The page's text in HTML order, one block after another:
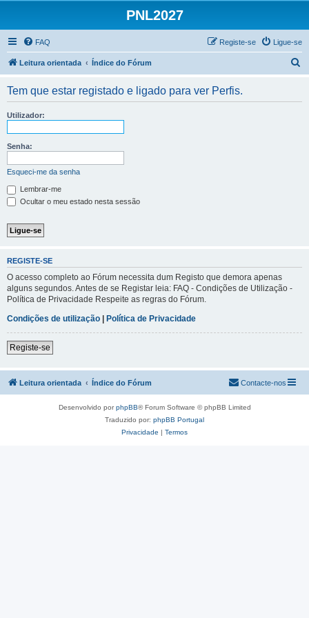
PNL2027
FAQ Ligue-se
Registe-se
Leitura orientada Índice do Fórum
Tem que estar registado e ligado para ver Perfis.
Utilizador:
Senha:
Esqueci-me da senha
Lembrar-me
Ocultar o meu estado nesta sessão
REGISTE-SE
O acesso completo ao Fórum necessita dum Registo que demora apenas
alguns segundos. Antes de se Registar leia: FAQ - Condições de Utilização -
Política de Privacidade Respeite as regras do Fórum.
Condições de utilização | Política de Privacidade
Registe-se
Leitura orientada Índice do Fórum Contacte-nos
Desenvolvido porphpBB® Forum Software © phpBB Limited
Traduzido por: phpBB Portugal
Privacidade | Termos